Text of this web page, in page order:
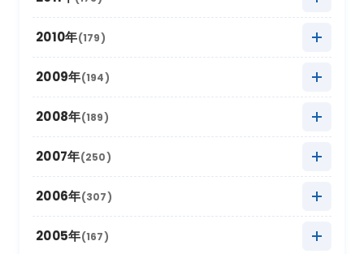
2020年2月 (15)
2019年3月
2019年2月 (6)
2018年4月
2018年3月
2018年2月 (10)
2017年5月 (15)
2017年4月
2017年3月
2017年2月 (4)
2016年7月 (13)
2016年6月 (7)
2016年5月 (16)
2016年4月
2016年3月
2016年2月 (6)
2015年7月 (14)
2015年6月 (9)
2015年5月 (17)
2015年4月
2015年3月
2015年2月 (7)
2014年9月 (13)
2014年7月 (8)
2014年6月 (8)
2014年5月 (12)
2014年4月
2014年3月
2013年10月
2013年9月 (17)
2013年7月 (19)
2013年6月 (12)
2013年5月 (16)
2013年4月
2012年11月
2012年10月
2012年9月 (18)
2012年7月 (17)
2012年6月 (17)
2012年5月 (16)
2011年12月 (14)
2011年11月
2011年10月
2011年9月 (17)
2011年7月 (21)
2011年6月 (9)
2010年(179)
2010年12月 (15)
2010年11月
2010年10月
2010年9月 (19)
2010年7月 (12)
2009年(194)
2009年12月 (15)
2009年11月
2009年10月
2009年9月 (22)
2008年(189)
2008年12月 (10)
2008年11月
2008年10月
2007年(250)
2007年12月 (17)
2007年11月
2006年(307)
2006年12月 (30)
2005年(167)